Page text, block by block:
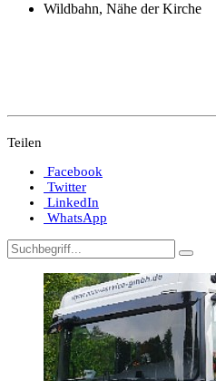
Wildbahn, Nähe der Kirche
Teilen
Facebook
Twitter
LinkedIn
WhatsApp